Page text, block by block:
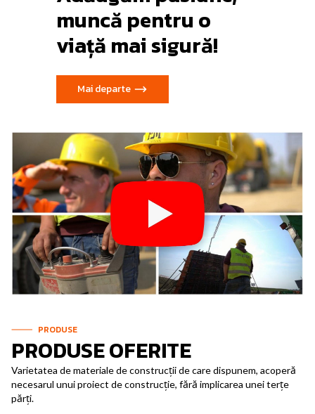
muncă pentru o
viață mai sigură!
Mai departe
PRODUSE
PRODUSE OFERITE
Varietatea de materiale de construcții de care dispunem, acoperă
necesarul unui proiect de construcție, fără implicarea unei terțe
părți.